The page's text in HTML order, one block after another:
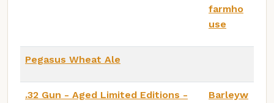
farmho
use
Pegasus Wheat Ale
.32 Gun - Aged Limited Editions -
Barleyw